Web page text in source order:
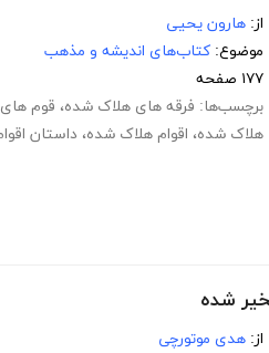
از: هارون یحیی
موضوع: کتاب‌های اندیشه و مذهب
۱۷۷ صفحه
برچسب‌ها: فرقه های هلاک شده، قوم
هلاک شده، اقوام هلاک شده، داستان
شده
از: هدی موتورچی